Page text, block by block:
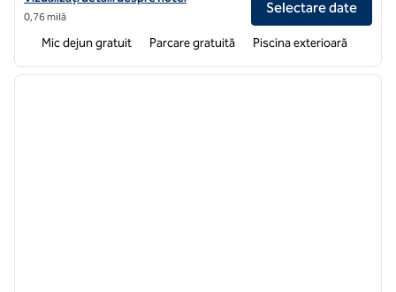
0,76 milă
Selectare date
Mic dejun gratuit Parcare gratuită Piscina exterioară
1 din 12